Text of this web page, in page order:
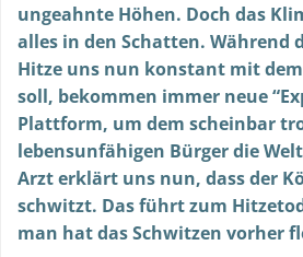
ungeahnte Höhen. Doch das
alles in den Schatten. Während
Hitze uns nun konstant mit
soll, bekommen immer neue
Plattform, um dem scheinbar
lebensunfähigen Bürger die
Arzt erklärt uns nun, dass der
schwitzt. Das führt zum
man hat das Schwitzen vorher